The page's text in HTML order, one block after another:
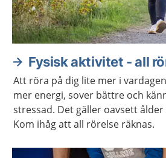
Fysisk aktivitet - all
Att röra på dig lite mer i
mer energi, sover bättre och
stressad. Det gäller oavsett
Kom ihåg att all rörelse räknas.